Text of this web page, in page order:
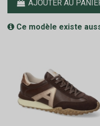
AJOUTER AU
Ce modèle existe